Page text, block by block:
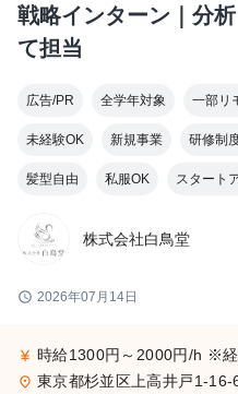
戦略インターン｜分
て担当
広告/PR 全学年対象 一部リ
未経験OK 新規事業 研修制
髪型自由 私服OK スタート
株式会社白鳥堂
schedule 2026年07月14日
currency_yen 時給1300円～2000円/h ※経験・能力・実
place 東京都杉並区上高井戸1-16-